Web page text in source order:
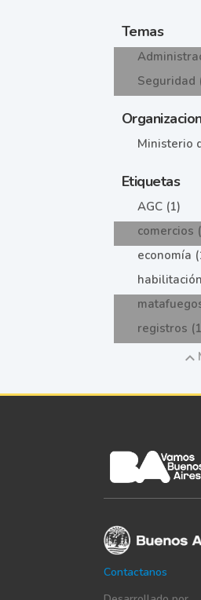
Temas
Seguridad
Ministerio
Etiquetas
AGC (1)
comercios
economía
registros
Contactanos